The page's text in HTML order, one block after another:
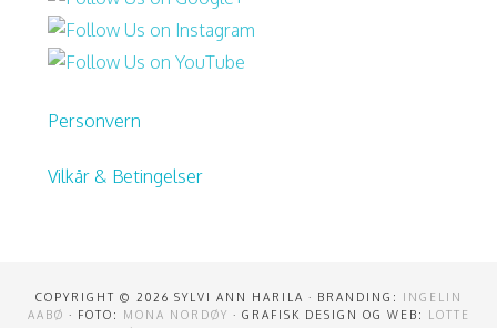
Personvern
Vilkår & Betingelser
COPYRIGHT © 2026 SYLVI ANN HARILA · BRANDING:
INGELIN
AABØ · FOTO: MONA NORDØY · GRAFISK DESIGN OG WEB:
LOTTE